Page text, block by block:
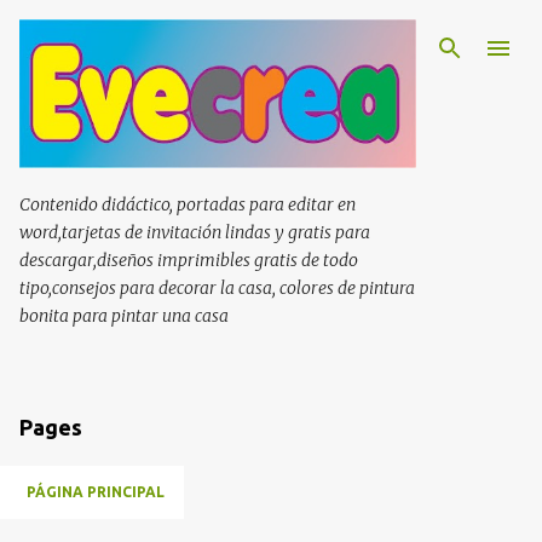
Contenido didáctico, portadas para editar en
word,tarjetas de invitación lindas y gratis para
descargar,diseños imprimibles gratis de todo
tipo,consejos para decorar la casa, colores de pintura
bonita para pintar una casa
Pages
PÁGINA PRINCIPAL